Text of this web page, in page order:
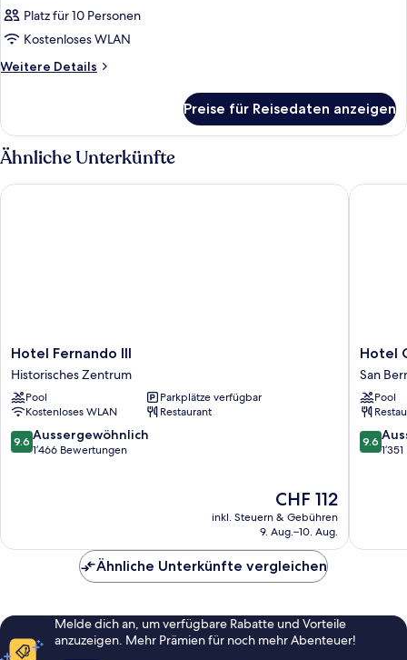
Platz für 10 Personen
Kostenloses WLAN
Weitere Details
Weitere
Preise für Reisedaten anzeigen
Ähnliche Unterkünfte
Hotel
Fernando
III
Historisches
Zentrum
Hotel Fernando III
Historisches Zentrum
Pool
Parkplätze verfügbar
Kostenloses WLAN
Restaurant
9.6
von
9.6 Aussergewöhnlich
1’466 Bewertungen
Der
Preis
beträgt
CHF 112
inkl. Steuern & Gebühren
9. Aug.–10. Aug.
Hotel Fernando III
Hotel
Giralda
Center
San
Hotel
San
Pool
9.6
von
9.6
Hotel
Ähnliche Unterkünfte vergleichen
Melde dich an, um verfügbare Rabatte und Vorteile
anzuzeigen. Mehr Prämien für noch mehr Abenteuer!